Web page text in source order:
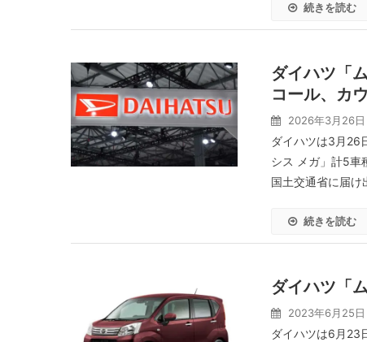
続きを読む
ダイハツ「
コール、カ
2026年3月26日
ダイハツは3月26
シス メガ」計5車
国土交通省に届
続きを読む
ダイハツ「
2023年6月25日
ダイハツは6月23